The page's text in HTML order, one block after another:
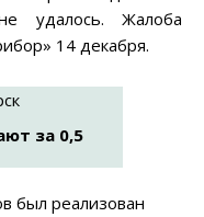
удалось. Жалоба
14 декабря.
за 0,5
был реализован